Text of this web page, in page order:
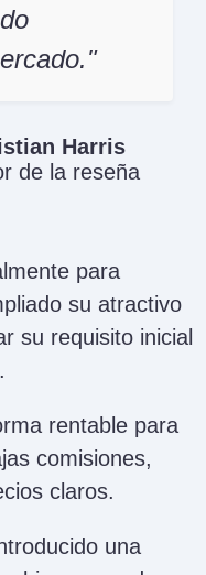
Harris
de la reseña
para
su atractivo
su requisito inicial
rentable para
comisiones,
claros.
una